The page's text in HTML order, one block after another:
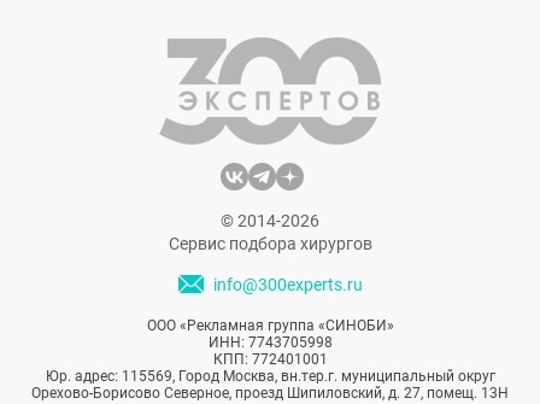
© 2014-2026
Сервис подбора хирургов
info@300experts.ru
ООО «Рекламная группа «СИНОБИ»
ИНН: 7743705998
КПП: 772401001
Юр. адрес: 115569, Город Москва, вн.тер.г. муниципальный округ
Орехово-Борисово Северное, проезд Шипиловский, д. 27, помещ. 13Н